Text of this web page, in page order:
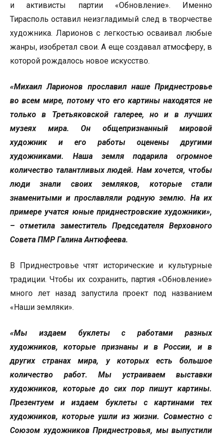
и активисты партии «Обновление». Именно
Тирасполь оставил неизгладимый след в творчестве
художника. Ларионов с легкостью осваивал любые
жанры, изобретал свои. А еще создавал атмосферу, в
которой рождалось новое искусство.
«Михаил Ларионов прославил наше Приднестровье
во всем мире, потому что его картины находятся не
только в Третьяковской галерее, но и в лучших
музеях мира. Он общепризнанный мировой
художник и его работы оценены другими
художниками. Наша земля подарила огромное
количество талантливых людей. Нам хочется, чтобы
люди знали своих земляков, которые стали
знаменитыми и прославляли родную землю. На их
примере учатся юные приднестровские художники»,
– отметила заместитель Председателя Верховного
Совета ПМР Галина Антюфеева.
В Приднестровье чтят исторические и культурные
традиции. Чтобы их сохранить, партия «Обновление»
много лет назад запустила проект под названием
«Наши земляки».
«Мы издаем буклеты с работами разных
художников, которые признаны и в России, и в
других странах мира, у которых есть большое
количество работ. Мы устраиваем выставки
художников, которые до сих пор пишут картины.
Презентуем и издаем буклеты с картинами тех
художников, которые ушли из жизни. Совместно с
Союзом художников Приднестровья, мы выпустили